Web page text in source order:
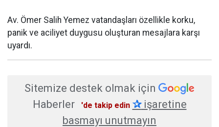
Av. Ömer Salih Yemez vatandaşları özellikle korku,
panik ve aciliyet duygusu oluşturan mesajlara karşı
uyardı.
Sitemize destek olmak için
Haberler
'de takip edin ✰işaretine
basmayı unutmayın